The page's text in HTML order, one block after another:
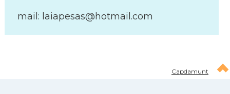
mail: laiapesas@hotmail.com
Capdamunt